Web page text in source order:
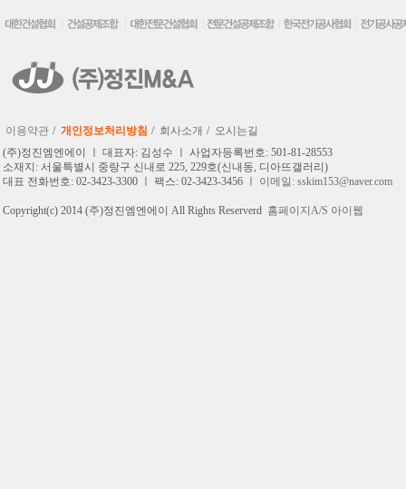
이용약관 / 개인정보처리방침 / 회사소개 / 오시는길
(주)정진엠엔에이 ㅣ 대표자: 김성수 ㅣ 사업자등록번호: 501-81-28553
소재지: 서울특별시 중랑구 신내로 225, 229호(신내동, 디아뜨갤러리)
대표 전화번호: 02-3423-3300 ㅣ 팩스: 02-3423-3456 ㅣ 이메일: sskim153@naver.com
Copyright(c) 2014 (주)정진엠엔에이 All Rights Reserverd 홈페이지A/S 아이웹